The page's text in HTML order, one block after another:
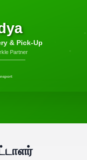
& Pick-Up
Partner